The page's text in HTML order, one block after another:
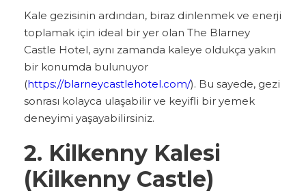
Kale gezisinin ardından, biraz dinlenmek ve enerji
toplamak için ideal bir yer olan The Blarney
Castle Hotel, aynı zamanda kaleye oldukça yakın
bir konumda bulunuyor
(https://blarneycastlehotel.com/). Bu sayede, gezi
sonrası kolayca ulaşabilir ve keyifli bir yemek
deneyimi yaşayabilirsiniz.
2. Kilkenny Kalesi
(Kilkenny Castle)